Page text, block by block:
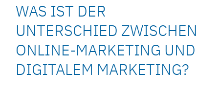
WAS IST DER
UNTERSCHIED ZWISCHEN
ONLINE-MARKETING UND
DIGITALEM MARKETING?